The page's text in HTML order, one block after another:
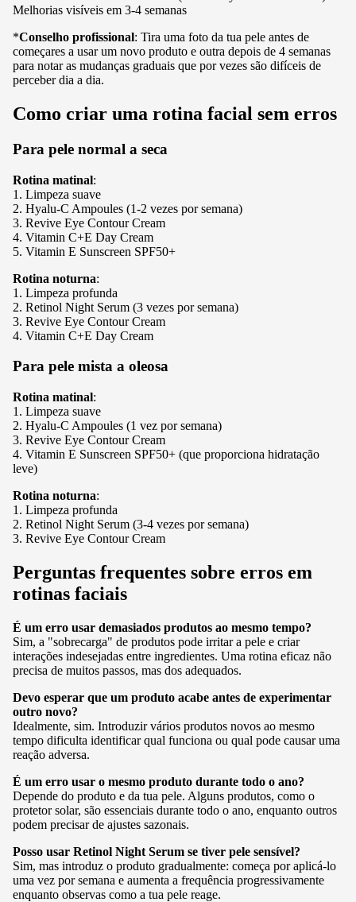
Melhorias visíveis em 3-4 semanas
*Conselho profissional: Tira uma foto da tua pele antes de
começares a usar um novo produto e outra depois de 4 semanas
para notar as mudanças graduais que por vezes são difíceis de
perceber dia a dia.
Como criar uma rotina facial sem erros
Para pele normal a seca
Rotina matinal:
1. Limpeza suave
2. Hyalu-C Ampoules (1-2 vezes por semana)
3. Revive Eye Contour Cream
4. Vitamin C+E Day Cream
5. Vitamin E Sunscreen SPF50+
Rotina noturna:
1. Limpeza profunda
2. Retinol Night Serum (3 vezes por semana)
3. Revive Eye Contour Cream
4. Vitamin C+E Day Cream
Para pele mista a oleosa
Rotina matinal:
1. Limpeza suave
2. Hyalu-C Ampoules (1 vez por semana)
3. Revive Eye Contour Cream
4. Vitamin E Sunscreen SPF50+ (que proporciona hidratação
leve)
Rotina noturna:
1. Limpeza profunda
2. Retinol Night Serum (3-4 vezes por semana)
3. Revive Eye Contour Cream
Perguntas frequentes sobre erros em
rotinas faciais
É um erro usar demasiados produtos ao mesmo tempo?
Sim, a "sobrecarga" de produtos pode irritar a pele e criar
interações indesejadas entre ingredientes. Uma rotina eficaz não
precisa de muitos passos, mas dos adequados.
Devo esperar que um produto acabe antes de experimentar
outro novo?
Idealmente, sim. Introduzir vários produtos novos ao mesmo
tempo dificulta identificar qual funciona ou qual pode causar uma
reação adversa.
É um erro usar o mesmo produto durante todo o ano?
Depende do produto e da tua pele. Alguns produtos, como o
protetor solar, são essenciais durante todo o ano, enquanto outros
podem precisar de ajustes sazonais.
Posso usar Retinol Night Serum se tiver pele sensível?
Sim, mas introduz o produto gradualmente: começa por aplicá-lo
uma vez por semana e aumenta a frequência progressivamente
enquanto observas como a tua pele reage.